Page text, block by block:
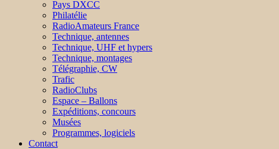
Pays DXCC
Philatélie
RadioAmateurs France
Technique, antennes
Technique, UHF et hypers
Technique, montages
Télégraphie, CW
Trafic
RadioClubs
Espace – Ballons
Expéditions, concours
Musées
Programmes, logiciels
Contact